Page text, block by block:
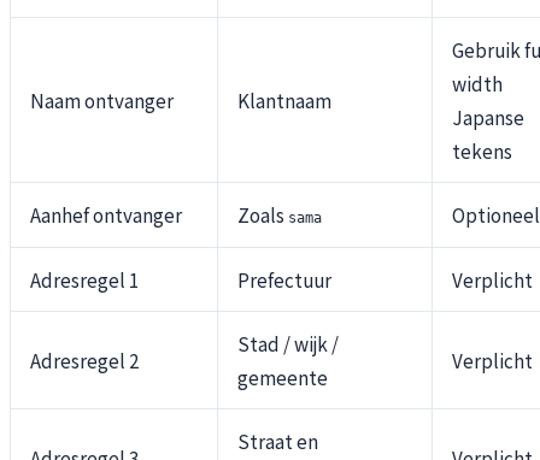
Naam ontvanger Klantnaam
Gebruik
width
Japanse
tekens
Aanhef ontvanger Zoals sama Optioneel
Adresregel 1 Prefectuur Verplicht
Adresregel 2
Stad / wijk /
gemeente
Verplicht
Straat en